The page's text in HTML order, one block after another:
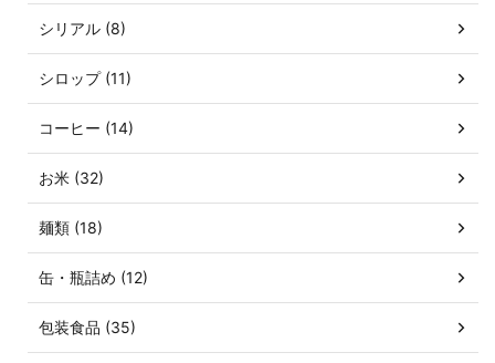
シリアル (8)
シロップ (11)
コーヒー (14)
お米 (32)
麺類 (18)
缶・瓶詰め (12)
包装食品 (35)